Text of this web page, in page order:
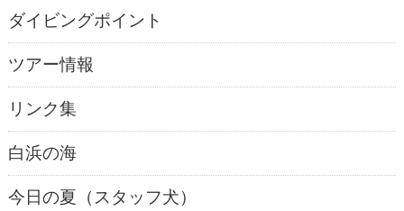
ダイビングポイント
ツアー情報
リンク集
白浜の海
今日の夏（スタッフ犬）